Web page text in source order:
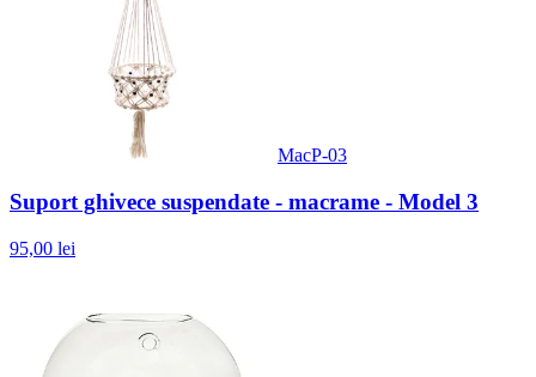
MacP-03
Suport ghivece suspendate - macrame - Model 3
95,00 lei